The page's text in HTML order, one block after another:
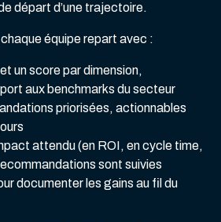
départ d’une trajectoire.
équipe repart avec :
un score par dimension,
aux benchmarks du secteur
priorisées, actionnables
attendu (en ROI, en cycle time,
sont suivies
documenter les gains au fil du